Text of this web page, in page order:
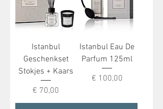
Istanbul
Geschenkset
Stokjes + Kaars
Prijs
€ 70,00
Istanbul Eau De
Parfum 125ml
Prijs
€ 100,00